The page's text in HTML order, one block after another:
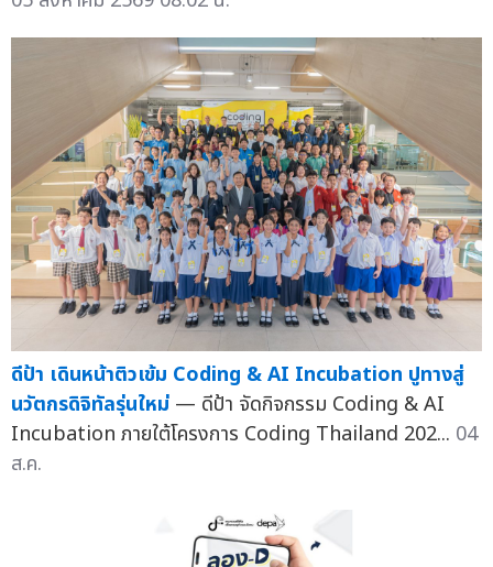
ดีป้า เดินหน้าติวเข้ม Coding & AI Incubation ปูทางสู่
นวัตกรดิจิทัลรุ่นใหม่ — ดีป้า จัดกิจกรรม Coding & AI
Incubation ภายใต้โครงการ Coding Thailand 202... 04
ส.ค.